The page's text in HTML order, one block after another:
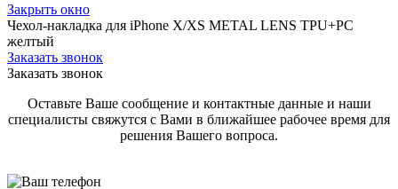
Закрыть окно
Чехол-накладка для iPhone X/XS METAL LENS TPU+PC
желтый
Заказать звонок
Заказать звонок
Оставьте Ваше сообщение и контактные данные и наши
специалисты свяжутся с Вами в ближайшее рабочее время для
решения Вашего вопроса.